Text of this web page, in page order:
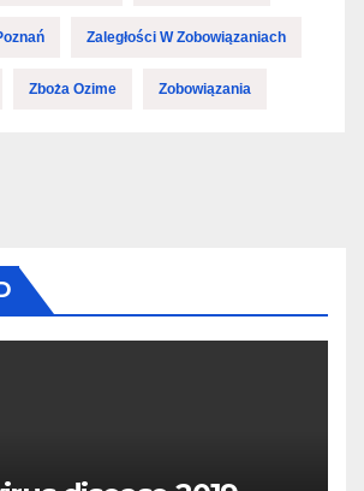
Zaległości W Zobowiązaniach
Zboża Ozime Zobowiązania